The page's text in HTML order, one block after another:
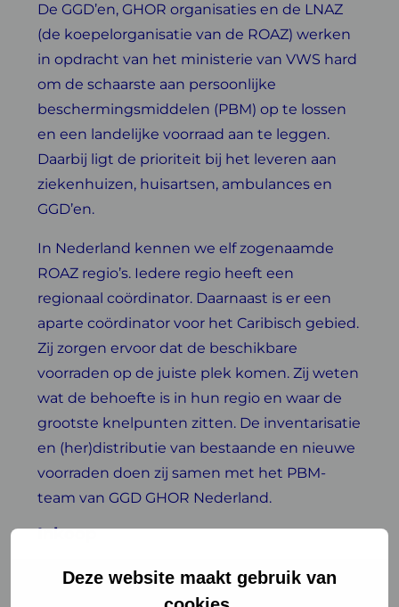
Deze website maakt gebruik van
De GGD’en, GHOR organisaties en de LNAZ
(de koepelorganisatie van de ROAZ) werken
in opdracht van het ministerie van VWS hard
om de schaarste aan persoonlijke
beschermingsmiddelen (PBM) op te lossen
en een landelijke voorraad aan te leggen.
Daarbij ligt de prioriteit bij het leveren aan
ziekenhuizen, huisartsen, ambulances en
GGD’en.
In Nederland kennen we elf zogenaamde
ROAZ regio’s. Iedere regio heeft een
regionaal coördinator. Daarnaast is er een
aparte coördinator voor het Caribisch gebied.
Zij zorgen ervoor dat de beschikbare
voorraden op de juiste plek komen. Zij weten
wat de behoefte is in hun regio en waar de
grootste knelpunten zitten. De inventarisatie
en (her)distributie van bestaande en nieuwe
voorraden doen zij samen met het PBM-
team van GGD GHOR Nederland.
Inkoop
Een centraal inkoopteam bestaande uit
ervaren inkopers van ziekenhuizen is keihard